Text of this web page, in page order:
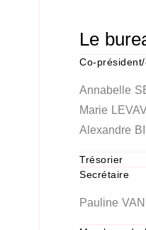
Le
Co-
Annabelle
Marie
Alexandre
Trésorier
Secrétaire
Pauline